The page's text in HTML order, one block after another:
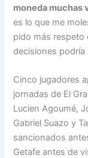
moneda muchas
es lo que me
pido más respeto
decisiones podría
Cinco jugadores
jornadas de El
Lucien Agoumé,
Gabriel Suazo y
sancionados
Getafe antes de